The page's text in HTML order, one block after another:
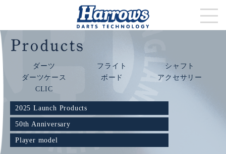
ダーツ フライト
シャフト
ダーツケース
ボード
アクセサリー
CLIC
2025 Launch Products
50th Anniversary
Player model